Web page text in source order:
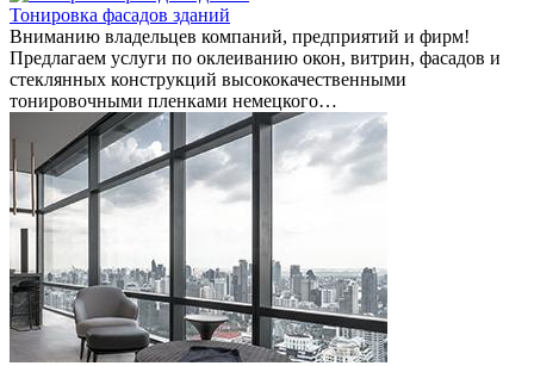
Тонировка фасадов зданий
Вниманию владельцев компаний, предприятий и фирм!
Предлагаем услуги по оклеиванию окон, витрин, фасадов и
стеклянных конструкций высококачественными
тонировочными пленками немецкого…